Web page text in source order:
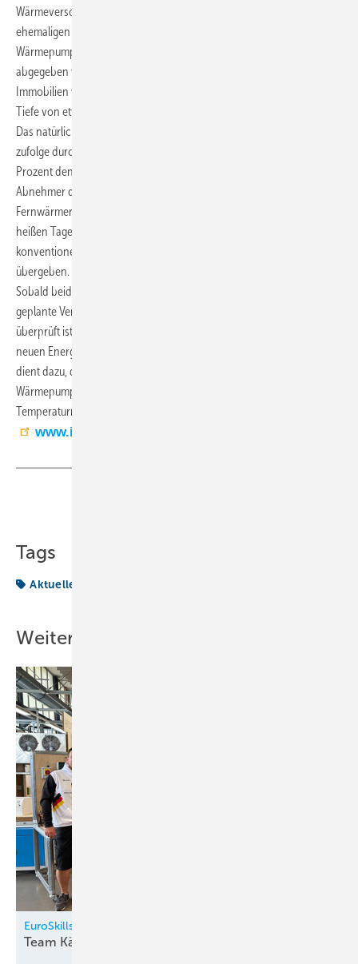
Wärmeversorgung soll das rund 30°C warme Grubenwasser der
ehemaligen Zeche Dannenbaum zu Tage gefördert, über
Wärmepumpen auf ca. 45°C erwärmt und anschließend in das Netz
abgegeben werden. Auch für die Kälteversorgung der entstehenden
Immobilien wird das Grubenwasser genutzt. Dafür wird aus einer
Tiefe von etwa 340 Metern ca. 18°C »kaltes« Wasser gefördert.
Das natürliche Energiepotenzial des Grubenwassers wird Prognosen
zufolge durch diese optimale energetische Ausnutzung zu mehr als 75
Prozent den Wärme- und Kältebedarf der angeschlossenen
Abnehmer decken. Der verbleibende Wärmebedarf wird aus dem
Fernwärmenetz der FUW GmbH gedeckt. Kältemengen, die an sehr
heißen Tagen zusätzlich erforderlich sind, werden über
konventionelle Kälteanlagen an das Kältenetz von Mark 51°7
übergeben.
Sobald beide Bohrungen erfolgreich abgeteuft sind und auch die
geplante Verfügbarkeit des Grubenwassers durch Pumpversuche
überprüft ist, kann die Planung der Anlagentechnik innerhalb der
neuen Energiezentrale Ost finalisiert werden. Die Energiezentrale Ost
dient dazu, die im Grubenwasser enthaltene Wärme mittels
Wärmepumpen auf die für die Versorgung der Kunden erforderlichen
Temperaturniveaus zu bringen. (OB)
www.ieg.fraunhofer.de
Tags
Aktuelles aus der Branche
Weitere Inhalte
EuroSkills 2025
Team Kälte-Klimatechnik ist